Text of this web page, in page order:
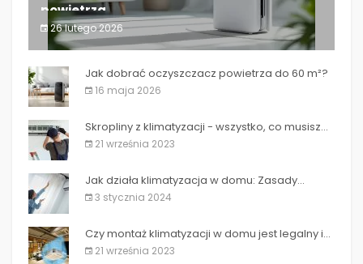
powietrza...
26 lutego 2026
Jakie filtry HEPA do oczyszczacza powietrza...
Jak dobrać oczyszczacz powietrza do 60 m²?
16 maja 2026
Skropliny z klimatyzacji - wszystko, co musisz...
21 września 2023
Jak działa klimatyzacja w domu: Zasady...
3 stycznia 2024
Czy montaż klimatyzacji w domu jest legalny i...
21 września 2023